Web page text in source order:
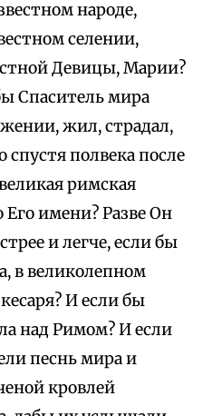
народе,
селении,
Девицы, Марии?
Спаситель мира
жил, страдал,
спустя полвека после
римская
имени? Разве Он
и легче, если бы
в великолепном
И если бы
над Римом? И если
песнь мира и
кровлей